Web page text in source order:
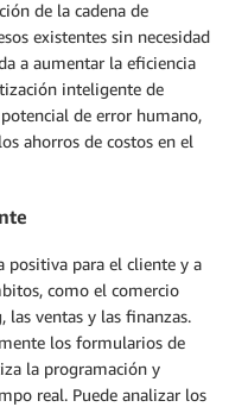
de la cadena de
existentes sin necesidad
a aumentar la eficiencia
inteligente de
de error humano,
ahorros de costos en el
positiva para el cliente y a
como el comercio
ventas y las finanzas.
los formularios de
la programación y
real. Puede analizar los